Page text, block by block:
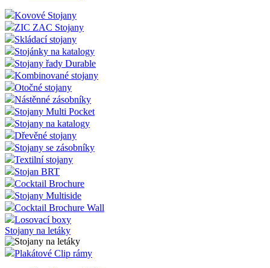
Kovové Stojany
ZIC ZAC Stojany
Skládací stojany
Stojánky na katalogy
Stojany řady Durable
Kombinované stojany
Otočné stojany
Nástěnné zásobníky
Stojany Multi Pocket
Stojany na katalogy
Dřevěné stojany
Stojany se zásobníky
Textilní stojany
Stojan BRT
Cocktail Brochure
Stojany Multiside
Cocktail Brochure Wall
Losovací boxy
Stojany na letáky
Plakátové Clip rámy